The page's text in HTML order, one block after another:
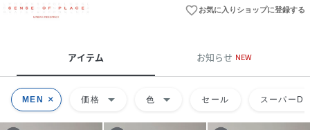
favorite_borderお気に入りショップに登録する
アイテム お知らせ NEW
MEN 価格 arrow_drop_down 色 arrow_drop_down セール スーパー